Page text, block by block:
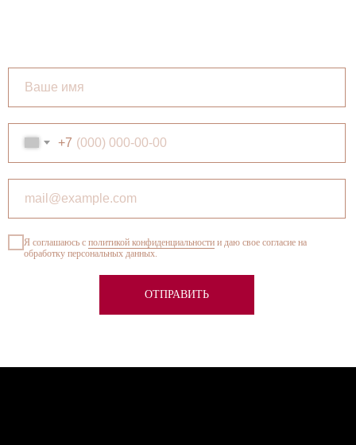
+7
Я соглашаюсь с политикой конфиденциальности и даю свое согласие на
обработку персональных данных.
ОТПРАВИТЬ